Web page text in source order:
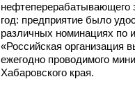
нефтеперерабатывающего
год: предприятие было
различных номинациях по
«Российская организация
ежегодно проводимого
Хабаровского края.